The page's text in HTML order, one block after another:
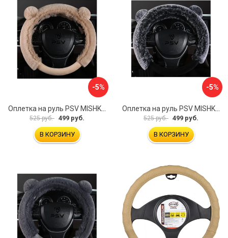
-5%
Оплетка на руль PSV MISHKA Premium 136099
525 руб. 499 руб.
В КОРЗИНУ
-5%
Оплетка на руль PSV MISHKA Premium 136095
525 руб. 499 руб.
В КОРЗИНУ